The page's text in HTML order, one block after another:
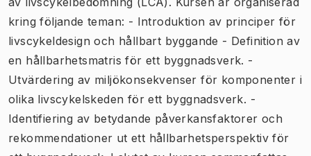
kring följande teman: - Introduktion av principer för
livscykeldesign och hållbart byggande - Definition av
en hållbarhetsmatris för ett byggnadsverk. -
Utvärdering av miljökonsekvenser för komponenter i
olika livscykelskeden för ett byggnadsverk. -
Identifiering av betydande påverkansfaktorer och
rekommendationer ut ett hållbarhetsperspektiv för